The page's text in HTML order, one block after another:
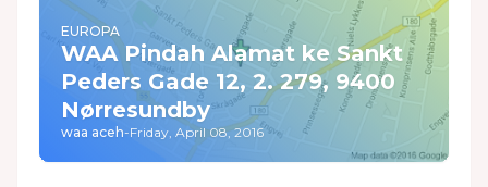
EUROPA
WAA Pindah Alamat ke Sankt
Peders Gade 12, 2. 279, 9400
Nørresundby
waa aceh-Friday, April 08, 2016